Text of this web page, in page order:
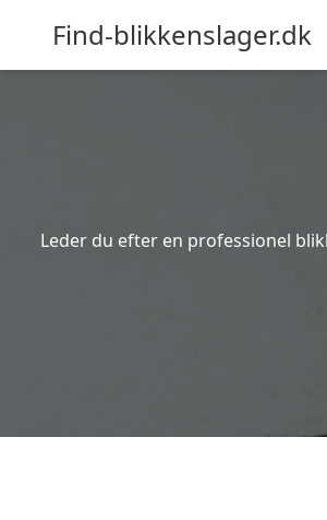
Find-blikkenslager.dk
Leder du efter en professionel